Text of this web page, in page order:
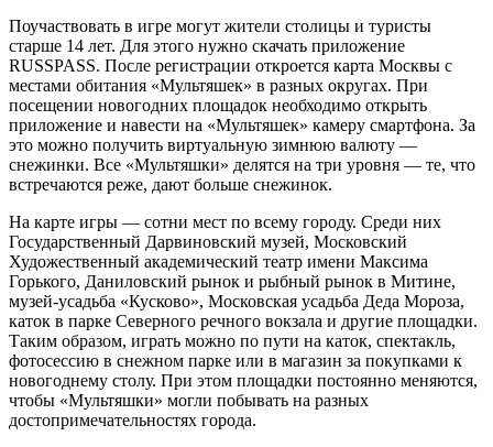
Поучаствовать в игре могут жители столицы и туристы
старше 14 лет. Для этого нужно скачать приложение
RUSSPASS. После регистрации откроется карта Москвы с
местами обитания «Мультяшек» в разных округах. При
посещении новогодних площадок необходимо открыть
приложение и навести на «Мультяшек» камеру смартфона. За
это можно получить виртуальную зимнюю валюту —
снежинки. Все «Мультяшки» делятся на три уровня — те, что
встречаются реже, дают больше снежинок.
На карте игры — сотни мест по всему городу. Среди них
Государственный Дарвиновский музей, Московский
Художественный академический театр имени Максима
Горького, Даниловский рынок и рыбный рынок в Митине,
музей-усадьба «Кусково», Московская усадьба Деда Мороза,
каток в парке Северного речного вокзала и другие площадки.
Таким образом, играть можно по пути на каток, спектакль,
фотосессию в снежном парке или в магазин за покупками к
новогоднему столу. При этом площадки постоянно меняются,
чтобы «Мультяшки» могли побывать на разных
достопримечательностях города.